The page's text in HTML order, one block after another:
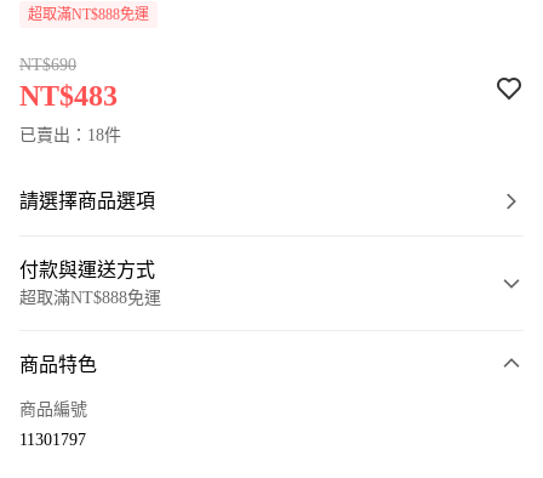
超取滿NT$888免運
NT$690
NT$483
已賣出：18件
請選擇商品選項
付款與運送方式
超取滿NT$888免運
信用卡一次付款
商品特色
商品編號
11301797